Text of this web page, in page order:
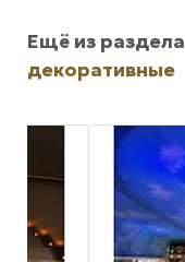
Ещё из раздела
декоративные